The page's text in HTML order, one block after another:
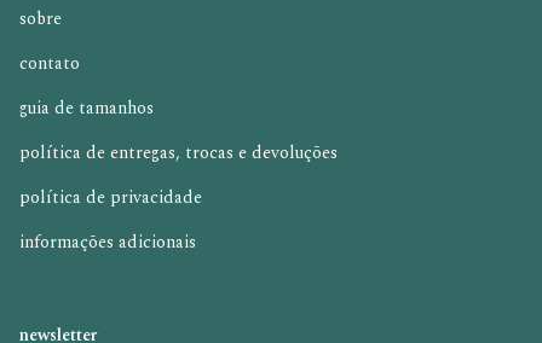
sobre
contato
guia de tamanhos
política de entregas, trocas e devoluções
política de privacidade
informações adicionais
newsletter